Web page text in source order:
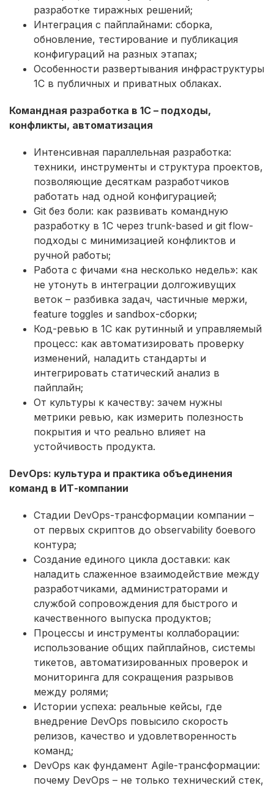
разработке тиражных решений;
Интеграция с пайплайнами: сборка,
обновление, тестирование и публикация
конфигураций на разных этапах;
Особенности развертывания инфраструктуры
1С в публичных и приватных облаках.
Командная разработка в 1С – подходы,
конфликты, автоматизация
Интенсивная параллельная разработка:
техники, инструменты и структура проектов,
позволяющие десяткам разработчиков
работать над одной конфигурацией;
Git без боли: как развивать командную
разработку в 1С через trunk-based и git flow-
подходы с минимизацией конфликтов и
ручной работы;
Работа с фичами «на несколько недель»: как
не утонуть в интеграции долгоживущих
веток – разбивка задач, частичные мержи,
feature toggles и sandbox-сборки;
Код-ревью в 1С как рутинный и управляемый
процесс: как автоматизировать проверку
изменений, наладить стандарты и
интегрировать статический анализ в
пайплайн;
От культуры к качеству: зачем нужны
метрики ревью, как измерить полезность
покрытия и что реально влияет на
устойчивость продукта.
DevOps: культура и практика объединения
команд в ИТ-компании
Стадии DevOps-трансформации компании –
от первых скриптов до observability боевого
контура;
Создание единого цикла доставки: как
наладить слаженное взаимодействие между
разработчиками, администраторами и
службой сопровождения для быстрого и
качественного выпуска продуктов;
Процессы и инструменты коллаборации:
использование общих пайплайнов, системы
тикетов, автоматизированных проверок и
мониторинга для сокращения разрывов
между ролями;
Истории успеха: реальные кейсы, где
внедрение DevOps повысило скорость
релизов, качество и удовлетворенность
команд;
DevOps как фундамент Agile-трансформации:
почему DevOps – не только технический стек,